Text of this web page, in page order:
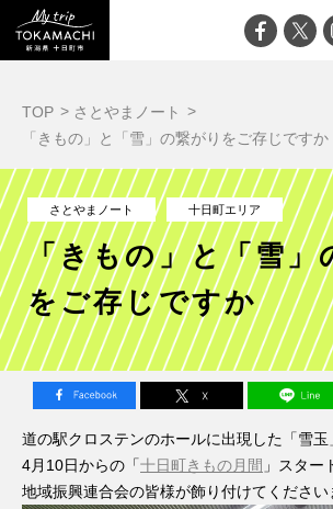
TOP
さとやまノート
「きもの」と「雪」の繋がりをご存じですか
さとやまノート 十日町エリア
「きもの」と「雪」
をご存じですか
道の駅クロステンのホールに出現した「雪玉
4月10日からの「十日町きもの月間 」スター
地域振興連合会の皆様が飾り付けてください